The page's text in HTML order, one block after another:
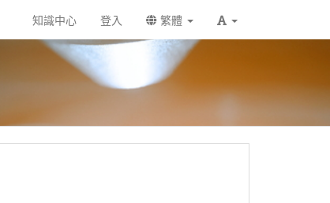
知識中心 登入 繁體